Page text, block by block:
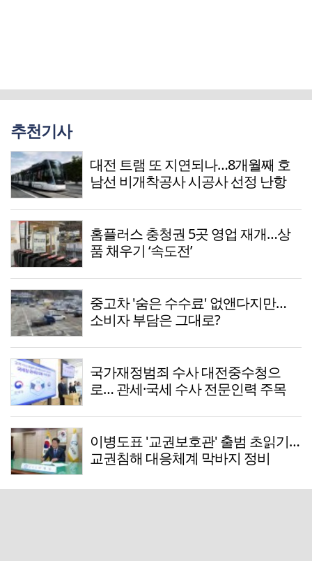
추천기사
대전 트램 또 지연되나…8개월째 호
남선 비개착공사 시공사 선정 난항
홈플러스 충청권 5곳 영업 재개…상
품 채우기 ‘속도전’
중고차 '숨은 수수료' 없앤다지만…
소비자 부담은 그대로?
국가재정범죄 수사 대전중수청으
로… 관세·국세 수사 전문인력 주목
이병도표 '교권보호관' 출범 초읽기…
교권침해 대응체계 막바지 정비